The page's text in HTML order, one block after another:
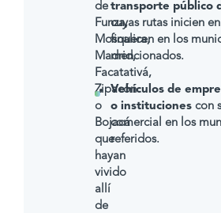
de
Funza,
Mosquera,
Madrid,
Facatativá,
Zipacón
o
Bojacá
que
hayan
vivido
allí
de
transporte público
cuyas rutas inicien
finalicen en los
mencionados.
Vehículos de
o instituciones con
comercial en los
referidos.